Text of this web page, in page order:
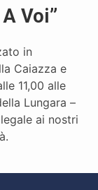
Voi”
in
Caiazza e
11,00 alle
Lungara –
ai nostri